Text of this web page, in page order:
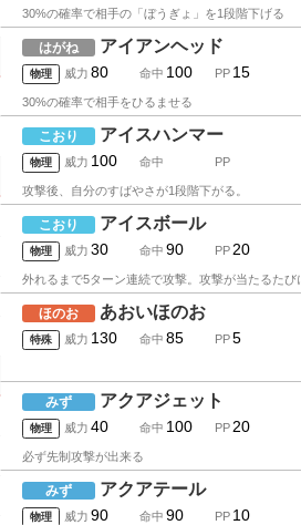
30%の確率で相手の「ぼうぎょ」を1段階下げる
はがね アイアンヘッド
物理 威力 80 命中 100 PP 15
30%の確率で相手をひるませる
こおり アイスハンマー
物理 威力 100 命中 PP
攻撃後、自分のすばやさが1段階下がる。
こおり アイスボール
物理 威力 30 命中 90 PP 20
外れるまで5ターン連続で攻撃。攻撃が当たるたび
ほのお あおいほのお
特殊 威力 130 命中 85 PP5
みず アクアジェット
物理 威力 40 命中 100 PP 20
必ず先制攻撃が出来る
みず アクアテール
物理 威力 90 命中 90 PP 10